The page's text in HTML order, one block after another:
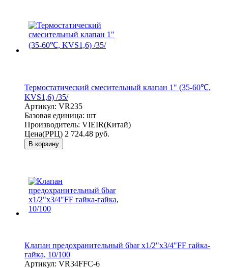
Термостатический смесительный клапан 1" (35-60℃,
KVS1,6) /35/
Артикул: VR235
Базовая единица: шт
Производитель: VIEIR(Китай)
Цена(РРЦ) 2 724.48 руб.
В корзину
Клапан предохранительный 6bar x1/2"x3/4"FF гайка-
гайка, 10/100
Артикул: VR34FFC-6